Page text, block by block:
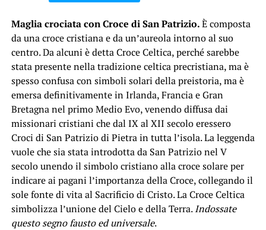
Maglia crociata con Croce di San Patrizio.È composta
da una croce cristiana e da un’aureola intorno al suo
centro. Da alcuni è detta Croce Celtica, perché sarebbe
stata presente nella tradizione celtica precristiana, ma è
spesso confusa con simboli solari della preistoria, ma è
emersa definitivamente in Irlanda, Francia e Gran
Bretagna nel primo Medio Evo, venendo diffusa dai
missionari cristiani che dal IX al XII secolo eressero
Croci di San Patrizio di Pietra in tutta l’isola. La leggenda
vuole che sia stata introdotta da San Patrizio nel V
secolo unendo il simbolo cristiano alla croce solare per
indicare ai pagani l’importanza della Croce, collegando il
sole fonte di vita al Sacrificio di Cristo. La Croce Celtica
simbolizza l’unione del Cielo e della Terra.Indossate
questo segno fausto ed universale.